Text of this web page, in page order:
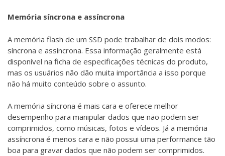
Memória síncrona e assíncrona
A memória flash de um SSD pode trabalhar de dois modos:
síncrona e assíncrona. Essa informação geralmente está
disponível na ficha de especificações técnicas do produto,
mas os usuários não dão muita importância a isso porque
não há muito conteúdo sobre o assunto.
A memória síncrona é mais cara e oferece melhor
desempenho para manipular dados que não podem ser
comprimidos, como músicas, fotos e vídeos. Já a memória
assíncrona é menos cara e não possui uma performance tão
boa para gravar dados que não podem ser comprimidos.